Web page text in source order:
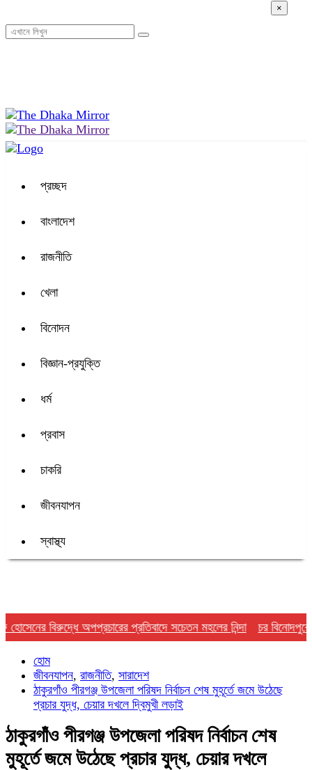
০৮:৫৪ অপরাহ্ন, বৃহস্পতিবার, ০৬ অগাস্ট ২০২৬, ২২ শ্রাবণ ১৪৩৩ বঙ্গাব্দ
প্রচ্ছদ
বাংলাদেশ
রাজনীতি
খেলা
বিনোদন
বিজ্ঞান-প্রযুক্তি
ধর্ম
প্রবাস
চাকরি
জীবনযাপন
স্বাস্থ্য
বিরুদ্ধে অপপ্রচারের প্রতিবাদে সচেতন মহলের নিন্দা চর বিনোদপুরে
×
হোম
জীবনযাপন, রাজনীতি, সারাদেশ
ঠাকুরগাঁও পীরগঞ্জ উপজেলা পরিষদ নির্বাচন শেষ মুহূর্তে জমে উঠেছে
প্রচার যুদ্ধ, চেয়ার দখলে দ্বিমুখী লড়াই
ঠাকুরগাঁও পীরগঞ্জ উপজেলা পরিষদ নির্বাচন শেষ
মুহূর্তে জমে উঠেছে প্রচার যুদ্ধ, চেয়ার দখলে